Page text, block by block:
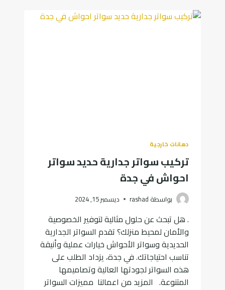
–
دهانات خارجية
تركيب سواتر جدارية حديد سواتر
احواش في جدة
بواسطة rashad ديسمبر 15, 2024
. هل تبحث عن حلول مثالية لتوفير الخصوصية
والأمان لمحيط منزلك؟ تقدم السواتر الجدارية
الحديدية وسواتر الأحواش خيارات عملية وأنيقة
تناسب احتياجاتك. في جدة، يزداد الطلب على
هذه السواتر لجودتها العالية وتصاميمها
المتنوعة. المزيد من اعمالنا مميزات السواتر